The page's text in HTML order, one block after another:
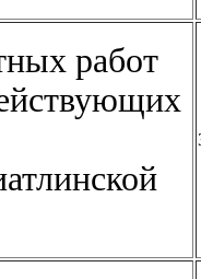
работ